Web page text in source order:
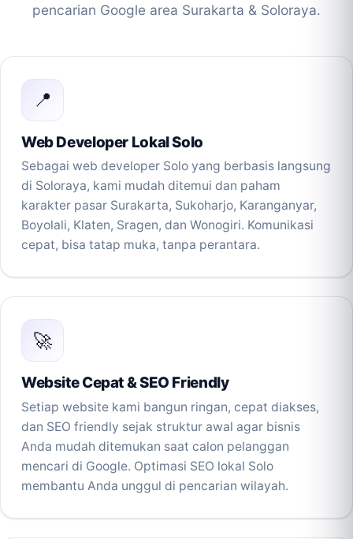
pencarian Google area Surakarta & Soloraya.
📍
Web Developer Lokal Solo
Sebagai web developer Solo yang berbasis langsung
di Soloraya, kami mudah ditemui dan paham
karakter pasar Surakarta, Sukoharjo, Karanganyar,
Boyolali, Klaten, Sragen, dan Wonogiri. Komunikasi
cepat, bisa tatap muka, tanpa perantara.
🚀
Website Cepat & SEO Friendly
Setiap website kami bangun ringan, cepat diakses,
dan SEO friendly sejak struktur awal agar bisnis
Anda mudah ditemukan saat calon pelanggan
mencari di Google. Optimasi SEO lokal Solo
membantu Anda unggul di pencarian wilayah.